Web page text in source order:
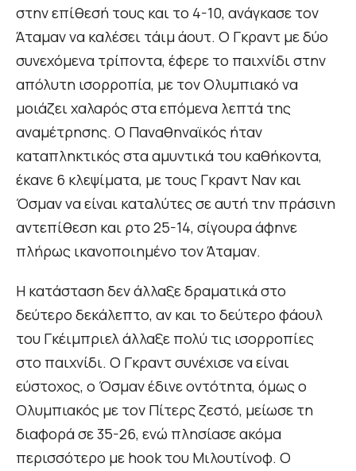
στην επίθεσή τους και το 4-10, ανάγκασε τον
Άταμαν να καλέσει τάιμ άουτ. Ο Γκραντ με δύο
συνεχόμενα τρίποντα, έφερε το παιχνίδι στην
απόλυτη ισορροπία, με τον Ολυμπιακό να
μοιάζει χαλαρός στα επόμενα λεπτά της
αναμέτρησης. O Παναθηναϊκός ήταν
καταπληκτικός στα αμυντικά του καθήκοντα,
έκανε 6 κλεψίματα, με τους Γκραντ Ναν και
Όσμαν να είναι καταλύτες σε αυτή την πράσινη
αντεπίθεση και ρτο 25-14, σίγουρα άφηνε
πλήρως ικανοποιημένο τον Άταμαν.
Η κατάσταση δεν άλλαξε δραματικά στο
δεύτερο δεκάλεπτο, αν και το δεύτερο φάουλ
του Γκέιμπριελ άλλαξε πολύ τις ισορροπίες
στο παιχνίδι. Ο Γκραντ συνέχισε να είναι
εύστοχος, ο Όσμαν έδινε οντότητα, όμως ο
Ολυμπιακός με τον Πίτερς ζεστό, μείωσε τη
διαφορά σε 35-26, ενώ πλησίασε ακόμα
περισσότερο με hook του Μιλουτίνοφ. Ο